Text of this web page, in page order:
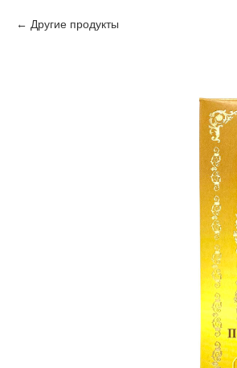
Другие продукты